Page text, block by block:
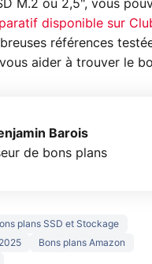
M.2 ou 2,5", vous
disponible sur
références
aider à trouver le
Barois
de bons plans
plans SSD et Stockage
Bons plans Amazon